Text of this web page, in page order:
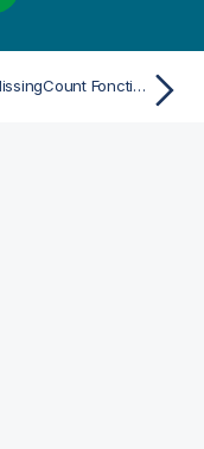
RangeMissingCount Fonction de script et de graphique